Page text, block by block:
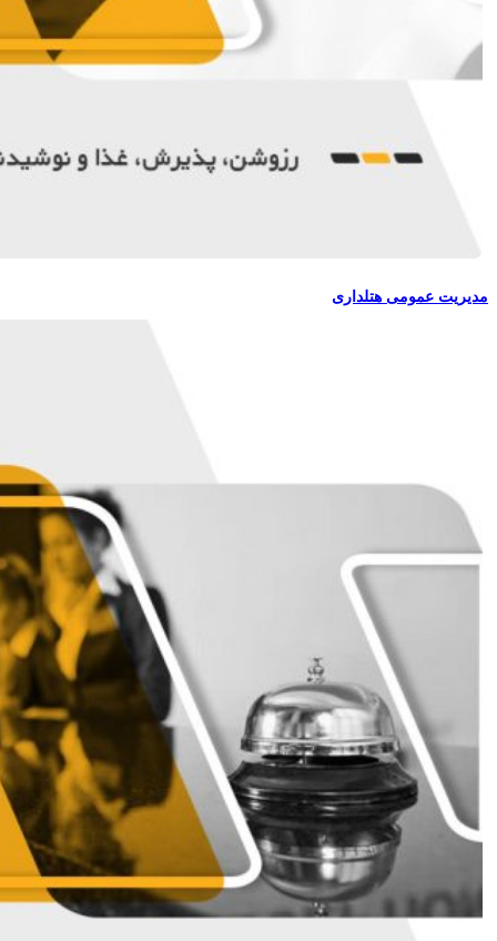
مدیریت عمومی هتلداری